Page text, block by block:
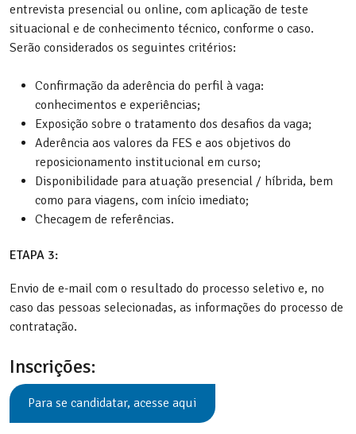
entrevista presencial ou online, com aplicação de teste
situacional e de conhecimento técnico, conforme o caso.
Serão considerados os seguintes critérios:
Confirmação da aderência do perfil à vaga:
conhecimentos e experiências;
Exposição sobre o tratamento dos desafios da vaga;
Aderência aos valores da FES e aos objetivos do
reposicionamento institucional em curso;
Disponibilidade para atuação presencial / híbrida, bem
como para viagens, com início imediato;
Checagem de referências.
ETAPA 3:
Envio de e-mail com o resultado do processo seletivo e, no
caso das pessoas selecionadas, as informações do processo de
contratação.
Inscrições:
Para se candidatar, acesse aqui